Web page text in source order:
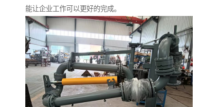
能让企业工作可以更好的完成。